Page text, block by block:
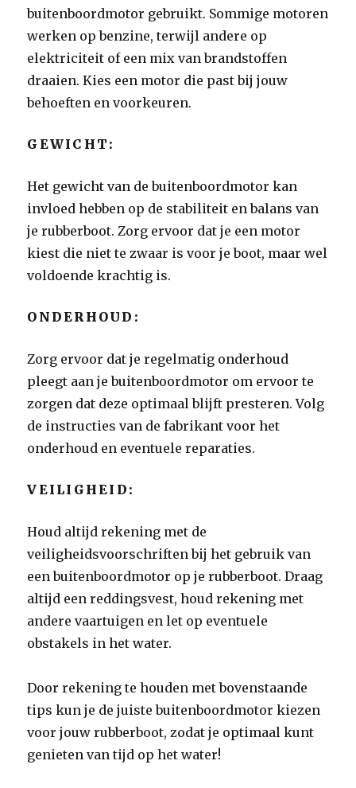
buitenboordmotor gebruikt. Sommige motoren
werken op benzine, terwijl andere op
elektriciteit of een mix van brandstoffen
draaien. Kies een motor die past bij jouw
behoeften en voorkeuren.
GEWICHT:
Het gewicht van de buitenboordmotor kan
invloed hebben op de stabiliteit en balans van
je rubberboot. Zorg ervoor dat je een motor
kiest die niet te zwaar is voor je boot, maar wel
voldoende krachtig is.
ONDERHOUD:
Zorg ervoor dat je regelmatig onderhoud
pleegt aan je buitenboordmotor om ervoor te
zorgen dat deze optimaal blijft presteren. Volg
de instructies van de fabrikant voor het
onderhoud en eventuele reparaties.
VEILIGHEID:
Houd altijd rekening met de
veiligheidsvoorschriften bij het gebruik van
een buitenboordmotor op je rubberboot. Draag
altijd een reddingsvest, houd rekening met
andere vaartuigen en let op eventuele
obstakels in het water.
Door rekening te houden met bovenstaande
tips kun je de juiste buitenboordmotor kiezen
voor jouw rubberboot, zodat je optimaal kunt
genieten van tijd op het water!